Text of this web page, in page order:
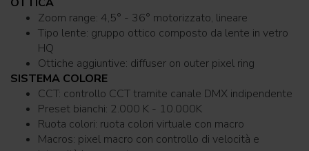
Zoom range: 4,5° - 36° motorizzato, lineare
Tipo lente: gruppo ottico composto da lente in vetro
HQ
Ottiche aggiuntive: diffuser on outer pixel ring
SISTEMA COLORE
CCT: controllo CCT tramite canale DMX indipendente
Preset bianchi: 2.000 K - 10.000K
Ruota colori: ruota colori virtuale con macro
Macros: pixel macro con controllo di velocità e